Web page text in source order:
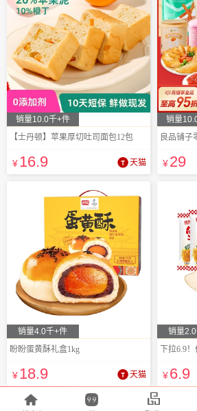
销量10.0千+件
【士丹顿】苹果厚切吐司面包12包
¥16.9 天猫
销量
良品铺子
¥29
销量4.0千+件
盼盼蛋黄酥礼盒1kg
¥18.9 天猫
销量
¥6.9
  